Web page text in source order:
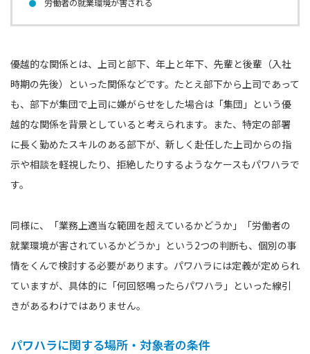
労働者の就業環境が害される
優越的な関係とは、上司と部下、年上と年下、先輩と後輩（入社
時期の先後）といった関係などです。たとえ部下から上司であって
も、部下が集団で上司に嫌がらせをした場合は「集団」という優
越的な関係を背景としていると考えられます。また、特定の部署
に長く勤めたスキルのある部下が、新しく赴任した上司からの指
示や相談を軽視したり、拒絶したりするようなケースもパワハラで
す。
同様に、「業務上適当な範囲を超えているかどうか」「労働者の
就業環境が害されているかどうか」という2つの判断も、個別の事
情をくんで検討する必要があります。パワハラには定義が定められ
ていますが、具体的に「何回怒鳴ったらパワハラ」といった線引
きがあるわけではありません。
パワハラに関する場所・対象者の条件